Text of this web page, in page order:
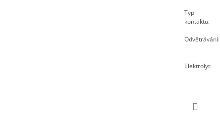
Typ
kontaktu:
Odvětrávání:
Elektrolyt: